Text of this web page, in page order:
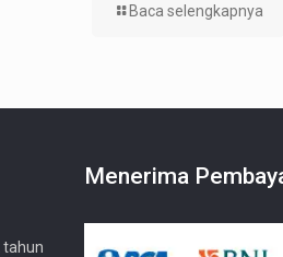
Baca selengkapnya
tahun
Menerima